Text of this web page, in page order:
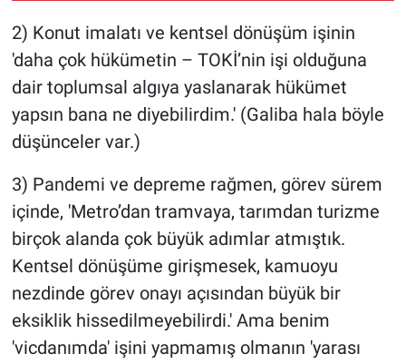
2) Konut imalatı ve kentsel dönüşüm işinin
'daha çok hükümetin – TOKİ’nin işi olduğuna
dair toplumsal algıya yaslanarak hükümet
yapsın bana ne diyebilirdim.' (Galiba hala böyle
düşünceler var.)
3) Pandemi ve depreme rağmen, görev sürem
içinde, 'Metro’dan tramvaya, tarımdan turizme
birçok alanda çok büyük adımlar atmıştık.
Kentsel dönüşüme girişmesek, kamuoyu
nezdinde görev onayı açısından büyük bir
eksiklik hissedilmeyebilirdi.' Ama benim
'vicdanımda' işini yapmamış olmanın 'yarası